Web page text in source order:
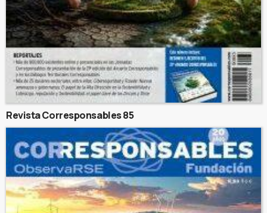
Revista Corresponsables 85